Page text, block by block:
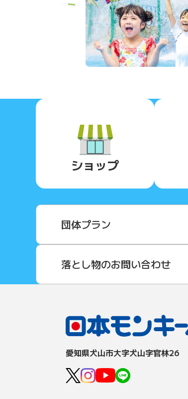
Previous
ショップ
団体プラン
落とし物のお問い合わせ
愛知県⽝⼭市⼤字⽝⼭字官林26